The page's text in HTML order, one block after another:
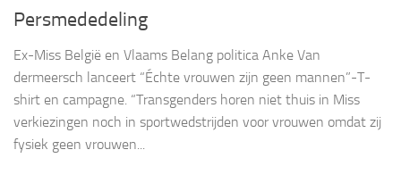
Persmededeling
Ex-Miss België en Vlaams Belang politica Anke Van
dermeersch lanceert “Échte vrouwen zijn geen mannen”-T-
shirt en campagne. “Transgenders horen niet thuis in Miss
verkiezingen noch in sportwedstrijden voor vrouwen omdat zij
fysiek geen vrouwen...